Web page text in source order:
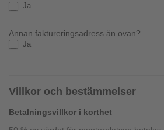
Ja
Annan faktureringsadress än ovan?
Ja
Villkor och bestämmelser
Betalningsvillkor i korthet